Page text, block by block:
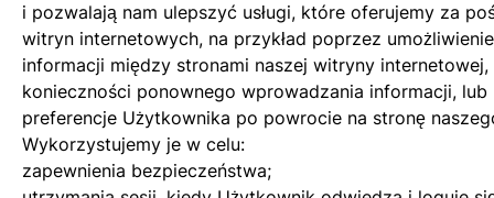
i pozwalają nam ulepszyć usługi, które oferujemy za
witryn internetowych, na przykład poprzez
informacji między stronami naszej witryny internetowej,
konieczności ponownego wprowadzania informacji,
preferencje Użytkownika po powrocie na stronę
Wykorzystujemy je w celu:
zapewnienia bezpieczeństwa;